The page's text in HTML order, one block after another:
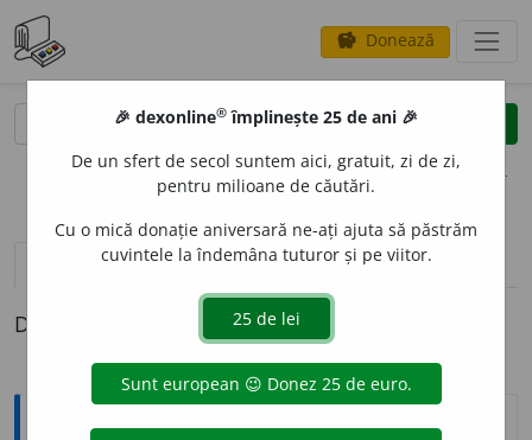
savings Donează
clear
opțiuni
definiții (1) pronunțievolume_up (3)
Definiția cu ID-ul 572811:
Explicative DEX
🎉 dexonline® împlinește 25 de ani 🎉
De un sfert de secol suntem aici, gratuit, zi de zi,
pentru milioane de căutări.
Cu o mică donație aniversară ne-ați ajuta să păstrăm
cuvintele la îndemâna tuturor și pe viitor.